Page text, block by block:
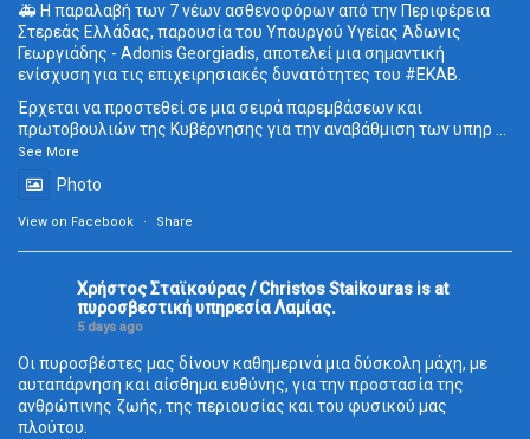
🚑 Η παραλαβή των 7 νέων ασθενοφόρων από την Περιφέρεια
Στερεάς Ελλάδας, παρουσία του Υπουργού Υγείας Άδωνις
Γεωργιάδης - Adonis Georgiadis, αποτελεί μια σημαντική
ενίσχυση για τις επιχειρησιακές δυνατότητες του #ΕΚΑΒ.
Έρχεται να προστεθεί σε μια σειρά παρεμβάσεων και
πρωτοβουλιών της Κυβέρνησης για την αναβάθμιση των υπηρ ...
See More
Photo
View on Facebook · Share
Χρήστος Σταϊκούρας / Christos Staikouras is at
πυροσβεστική υπηρεσία Λαμίας.
5 days ago
Οι πυροσβέστες μας δίνουν καθημερινά μια δύσκολη μάχη, με
αυταπάρνηση και αίσθημα ευθύνης, για την προστασία της
ανθρώπινης ζωής, της περιουσίας και του φυσικού μας
πλούτου.